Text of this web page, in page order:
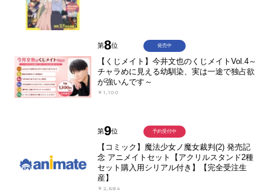
第8位
【くじメイト】今井文也のくじメイトVol.4～
チャラめに見える幼馴染、実は一途で独占欲
が強いんです～
￥1,100
発売中
第9位
【コミック】魔法少女ノ魔女裁判(2) 発売記
念 アニメイトセット【アクリルスタンド2種
セット購入用シリアル付き】【完全受注生
産】
￥2,684
予約受付中